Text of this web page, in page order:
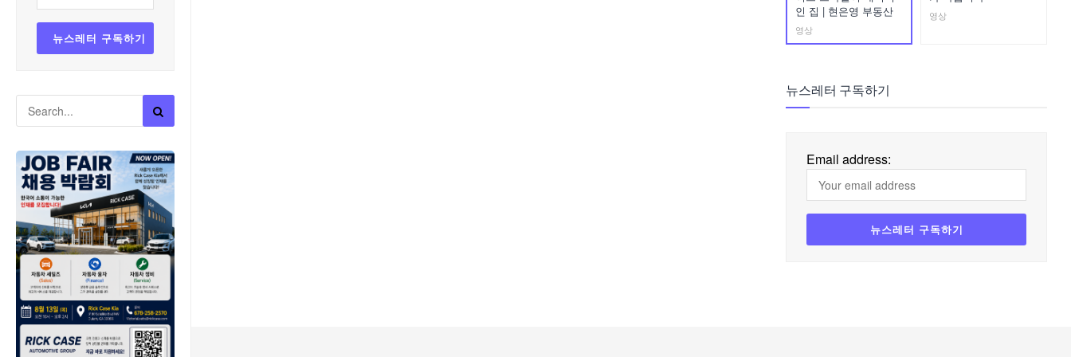
인 집 | 현은영 부동산
영상
영상
뉴스레터 구독하기
Email address: